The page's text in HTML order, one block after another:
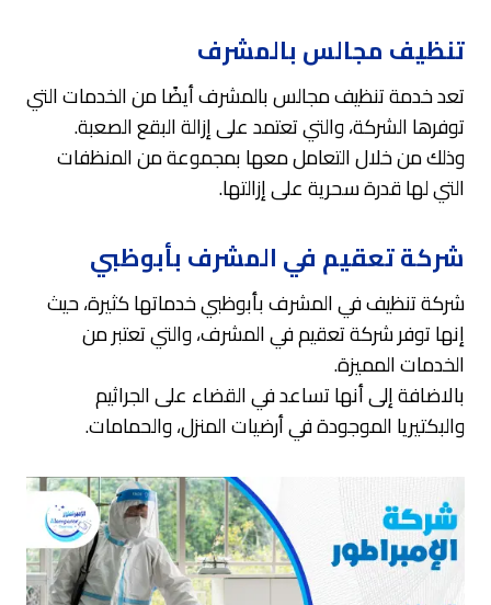
تنظيف مجالس بالمشرف
تعد خدمة تنظيف مجالس بالمشرف أيضًا من الخدمات التي
توفرها الشركة، والتي تعتمد على إزالة البقع الصعبة.
وذلك من خلال التعامل معها بمجموعة من المنظفات
التي لها قدرة سحرية على إزالتها.
شركة تعقيم في المشرف بأبوظبي
شركة تنظيف في المشرف بأبوظبي خدماتها كثيرة، حيث
إنها توفر شركة تعقيم في المشرف، والتي تعتبر من
الخدمات المميزة.
بالاضافة إلى أنها تساعد في القضاء على الجراثيم
والبكتيريا الموجودة في أرضيات المنزل، والحمامات.